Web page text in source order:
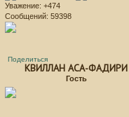
Уважение: +474
Сообщений: 59398
Поделиться
КВИЛЛАН АСА-ФАДИРИ
Гость